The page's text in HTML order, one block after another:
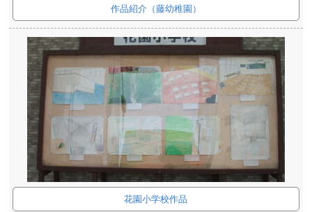
作品紹介（藤幼稚園）
花園小学校作品